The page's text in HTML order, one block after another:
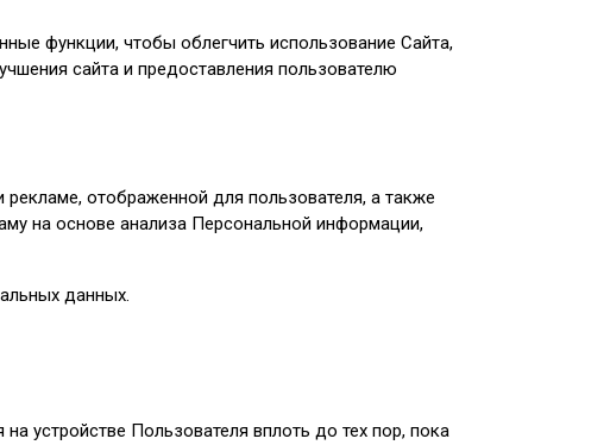
функции, чтобы облегчить использование Сайта,
сайта и предоставления пользователю
отображенной для пользователя, а также
на основе анализа Персональной информации,
данных.
устройстве Пользователя вплоть до тех пор, пока